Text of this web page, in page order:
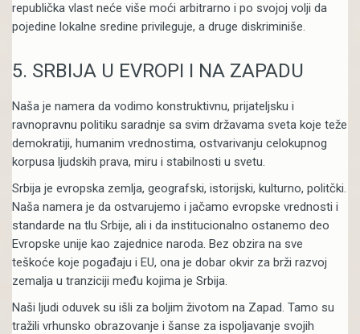
republička vlast neće više moći arbitrarno i po svojoj volji da
pojedine lokalne sredine privileguje, a druge diskriminiše.
5. SRBIJA U EVROPI I NA ZAPADU
Naša je namera da vodimo konstruktivnu, prijateljsku i
ravnopravnu politiku saradnje sa svim državama sveta koje teže
demokratiji, humanim vrednostima, ostvarivanju celokupnog
korpusa ljudskih prava, miru i stabilnosti u svetu.
Srbija je evropska zemlja, geografski, istorijski, kulturno, politčki.
Naša namera je da ostvarujemo i jačamo evropske vrednosti i
standarde na tlu Srbije, ali i da institucionalno ostanemo deo
Evropske unije kao zajednice naroda. Bez obzira na sve
teškoće koje pogađaju i EU, ona je dobar okvir za brži razvoj
zemalja u tranziciji među kojima je Srbija.
Naši ljudi oduvek su išli za boljim životom na Zapad. Tamo su
tražili vrhunsko obrazovanje i šanse za ispoljavanje svojih